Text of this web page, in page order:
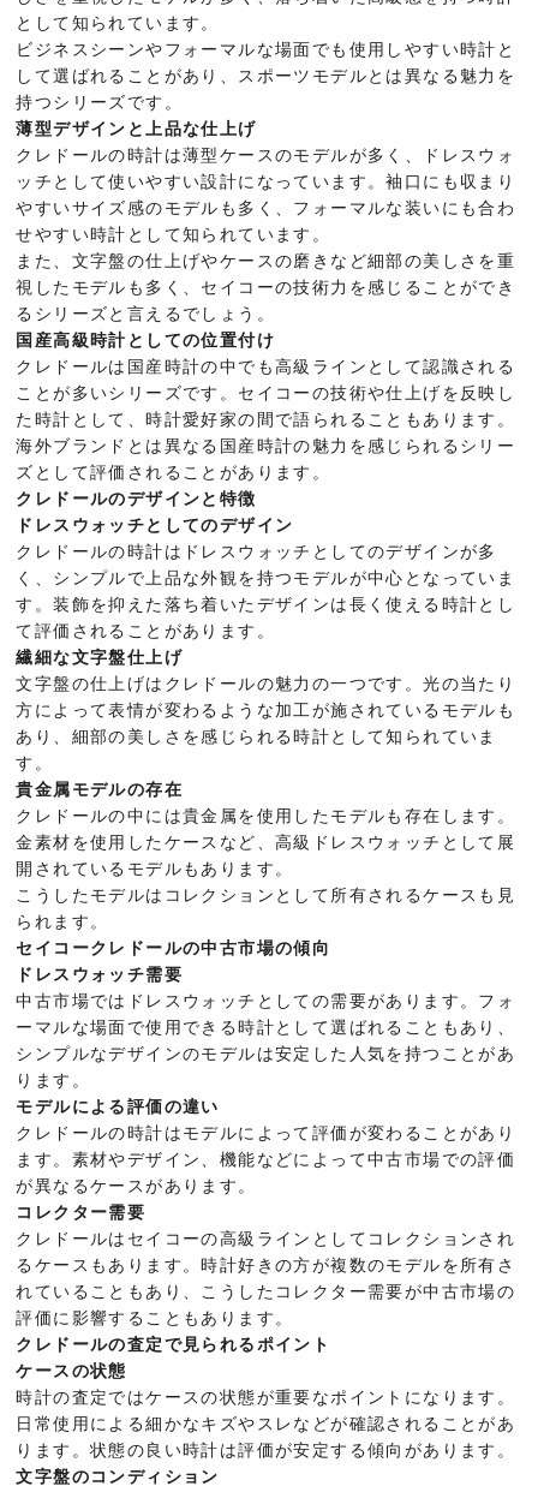
として知られています。
ビジネスシーンやフォーマルな場面でも使用しやすい時計と
して選ばれることがあり、スポーツモデルとは異なる魅力を
持つシリーズです。
薄型デザインと上品な仕上げ
クレドールの時計は薄型ケースのモデルが多く、ドレスウォ
ッチとして使いやすい設計になっています。袖口にも収まり
やすいサイズ感のモデルも多く、フォーマルな装いにも合わ
せやすい時計として知られています。
また、文字盤の仕上げやケースの磨きなど細部の美しさを重
視したモデルも多く、セイコーの技術力を感じることができ
るシリーズと言えるでしょう。
国産高級時計としての位置付け
クレドールは国産時計の中でも高級ラインとして認識される
ことが多いシリーズです。セイコーの技術や仕上げを反映し
た時計として、時計愛好家の間で語られることもあります。
海外ブランドとは異なる国産時計の魅力を感じられるシリー
ズとして評価されることがあります。
クレドールのデザインと特徴
ドレスウォッチとしてのデザイン
クレドールの時計はドレスウォッチとしてのデザインが多
く、シンプルで上品な外観を持つモデルが中心となっていま
す。装飾を抑えた落ち着いたデザインは長く使える時計とし
て評価されることがあります。
繊細な文字盤仕上げ
文字盤の仕上げはクレドールの魅力の一つです。光の当たり
方によって表情が変わるような加工が施されているモデルも
あり、細部の美しさを感じられる時計として知られていま
す。
貴金属モデルの存在
クレドールの中には貴金属を使用したモデルも存在します。
金素材を使用したケースなど、高級ドレスウォッチとして展
開されているモデルもあります。
こうしたモデルはコレクションとして所有されるケースも見
られます。
セイコークレドールの中古市場の傾向
ドレスウォッチ需要
中古市場ではドレスウォッチとしての需要があります。フォ
ーマルな場面で使用できる時計として選ばれることもあり、
シンプルなデザインのモデルは安定した人気を持つことがあ
ります。
モデルによる評価の違い
クレドールの時計はモデルによって評価が変わることがあり
ます。素材やデザイン、機能などによって中古市場での評価
が異なるケースがあります。
コレクター需要
クレドールはセイコーの高級ラインとしてコレクションされ
るケースもあります。時計好きの方が複数のモデルを所有さ
れていることもあり、こうしたコレクター需要が中古市場の
評価に影響することもあります。
クレドールの査定で見られるポイント
ケースの状態
時計の査定ではケースの状態が重要なポイントになります。
日常使用による細かなキズやスレなどが確認されることがあ
ります。状態の良い時計は評価が安定する傾向があります。
文字盤のコンディション